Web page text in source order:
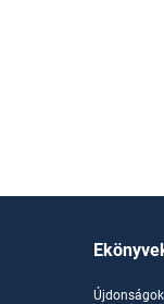
Újdonságok